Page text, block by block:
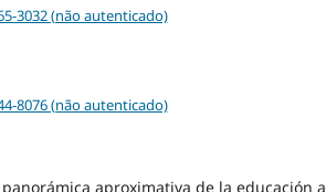
3032 (não autenticado)
8076 (não autenticado)
aproximativa de la educación a